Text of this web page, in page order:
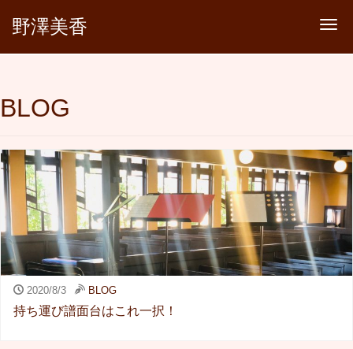
野澤美香
BLOG
2020/8/3 BLOG
持ち運び譜面台はこれ一択！